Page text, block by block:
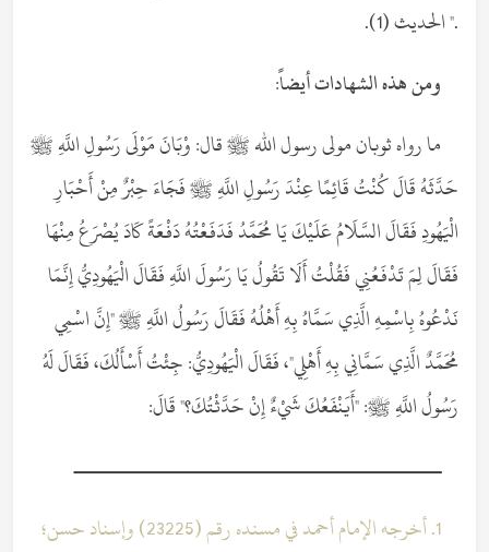
." الحديث (1).
ومن هذه الشهادات أيضاً:
ما رواه ثوبان مولى رسول الله ﷺ قال: وْبَانَ مَوْلَى رَسُولِ اللَّهِ ﷺ
حَدَّثَهُ قَالَ كُنْتُ قَائِمًا عِنْدَ رَسُولِ اللَّهِ ﷺ فَجَاءَ حِبْرٌ مِنْ أَحْبَارِ
الْيَهُودِ فَقَالَ السَّلَامُ عَلَيْكَ يَا مُحَمَّدُ فَدَفَعْتُهُ دَفْعَةً كَادَ يُصْرَعُ مِنْهَا
فَقَالَ لِمَ تَدْفَعُنِي فَقُلْتُ أَلَا تَقُولُ يَا رَسُولَ اللَّهِ فَقَالَ الْيَهُودِيُّ إِنَّمَا
نَدْعُوهُ بِاسْمِهِ الَّذِي سَمَّاهُ بِهِ أَهْلُهُ فَقَالَ رَسُولُ اللَّهِ ﷺ "إِنَّ اسْمِي
مُحَمَّدٌ الَّذِي سَمَّانِي بِهِ أَهْلِي"، فَقَالَ الْيَهُودِيُّ: جِئْتُ أَسْأَلُكَ، فَقَالَ لَهُ
رَسُولُ اللَّهِ ﷺ: "أَيَنْفَعُكَ شَيْءٌ إِنْ حَدَّثْتُكَ؟" قَالَ:
ــــــــــــــــــــــــــــــــــــــــــــــــــــــــ
1. أخرجه الإمام أحمد في مسنده رقم (23225) وإسناد حسن؛